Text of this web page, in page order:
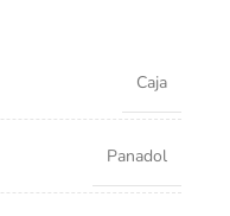
Caja
Panadol